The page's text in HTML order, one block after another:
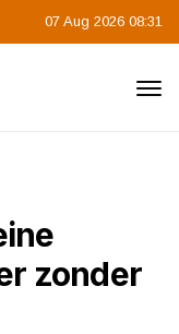
07 Aug 2026 08:31
zonder